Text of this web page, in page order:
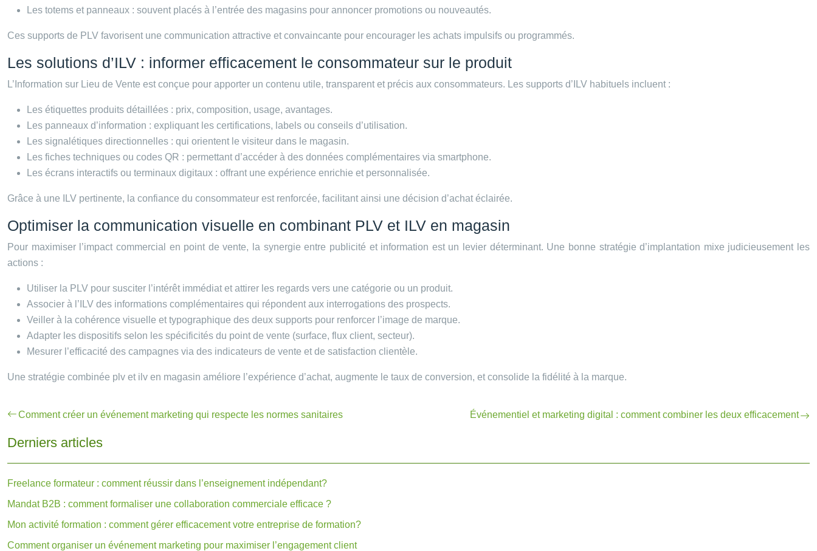
Les totems et panneaux : souvent placés à l’entrée des magasins pour annoncer promotions ou nouveautés.
Ces supports de PLV favorisent une communication attractive et convaincante pour encourager les achats impulsifs ou programmés.
Les solutions d’ILV : informer efficacement le consommateur sur le produit
L’Information sur Lieu de Vente est conçue pour apporter un contenu utile, transparent et précis aux consommateurs. Les supports d’ILV habituels incluent :
Les étiquettes produits détaillées : prix, composition, usage, avantages.
Les panneaux d’information : expliquant les certifications, labels ou conseils d’utilisation.
Les signalétiques directionnelles : qui orientent le visiteur dans le magasin.
Les fiches techniques ou codes QR : permettant d’accéder à des données complémentaires via smartphone.
Les écrans interactifs ou terminaux digitaux : offrant une expérience enrichie et personnalisée.
Grâce à une ILV pertinente, la confiance du consommateur est renforcée, facilitant ainsi une décision d’achat éclairée.
Optimiser la communication visuelle en combinant PLV et ILV en magasin
Pour maximiser l’impact commercial en point de vente, la synergie entre publicité et information est un levier déterminant. Une bonne stratégie d’implantation mixe judicieusement les
actions :
Utiliser la PLV pour susciter l’intérêt immédiat et attirer les regards vers une catégorie ou un produit.
Associer à l’ILV des informations complémentaires qui répondent aux interrogations des prospects.
Veiller à la cohérence visuelle et typographique des deux supports pour renforcer l’image de marque.
Adapter les dispositifs selon les spécificités du point de vente (surface, flux client, secteur).
Mesurer l’efficacité des campagnes via des indicateurs de vente et de satisfaction clientèle.
Une stratégie combinée plv et ilv en magasin améliore l’expérience d’achat, augmente le taux de conversion, et consolide la fidélité à la marque.
Comment créer un événement marketing qui respecte les normes sanitaires Événementiel et marketing digital : comment combiner les deux efficacement
Derniers articles
Freelance formateur : comment réussir dans l’enseignement indépendant?
Mandat B2B : comment formaliser une collaboration commerciale efficace ?
Mon activité formation : comment gérer efficacement votre entreprise de formation?
Comment organiser un événement marketing pour maximiser l’engagement client